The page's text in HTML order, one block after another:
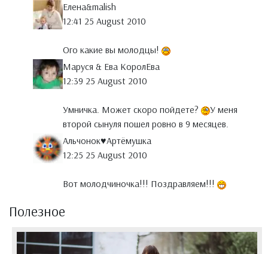
Елена&malish
12:41 25 August 2010
Ого какие вы молодцы!
Маруся & Ева КоролЕва
12:39 25 August 2010
Умничка. Может скоро пойдете?
У меня
второй сынуля пошел ровно в 9 месяцев.
Альчонок♥Артёмушка
12:25 25 August 2010
Вот молодчиночка!!! Поздравляем!!!
Полезное